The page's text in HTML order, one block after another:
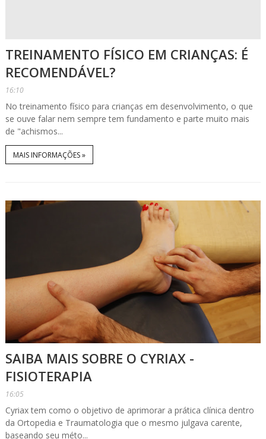
TREINAMENTO FÍSICO EM CRIANÇAS: É
RECOMENDÁVEL?
16:10
No treinamento físico para crianças em desenvolvimento, o que
se ouve falar nem sempre tem fundamento e parte muito mais
de "achismos...
MAIS INFORMAÇÕES »
SAIBA MAIS SOBRE O CYRIAX -
FISIOTERAPIA
16:05
Cyriax tem como o objetivo de aprimorar a prática clínica dentro
da Ortopedia e Traumatologia que o mesmo julgava carente,
baseando seu méto...